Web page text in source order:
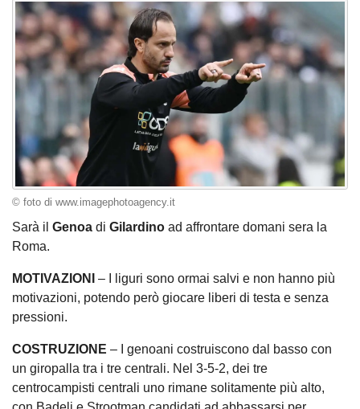
© foto di www.imagephotoagency.it
Sarà il Genoa di Gilardino ad affrontare domani sera la
Roma.
MOTIVAZIONI
– I liguri sono ormai salvi e non hanno più
motivazioni, potendo però giocare liberi di testa e senza
pressioni.
COSTRUZIONE – I genoani costruiscono dal basso con
un giropalla tra i tre centrali. Nel 3-5-2, dei tre
centrocampisti centrali uno rimane solitamente più alto,